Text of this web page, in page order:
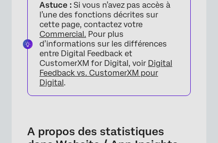
App Insights Projets
Statistiques des projets
Onglet Statistiques d’intercept
Onglet Statistiques Créatives
Impressions
Clics
Utilisation de l’onglet Statistiques
Astuce : Si vous n’avez pas accès à
l’une des fonctions décrites sur
cette page, contactez votre
Commercial. Pour plus
d’informations sur les différences
entre Digital Feedback et
CustomerXM for Digital, voir Digital
Feedback vs. CustomerXM pour
Digital.
A propos des statistiques